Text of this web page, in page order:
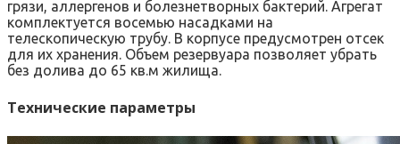
грязи, аллергенов и болезнетворных бактерий. Агрегат
комплектуется восемью насадками на
телескопическую трубу. В корпусе предусмотрен отсек
для их хранения. Объем резервуара позволяет убрать
без долива до 65 кв.м жилища.
Технические параметры